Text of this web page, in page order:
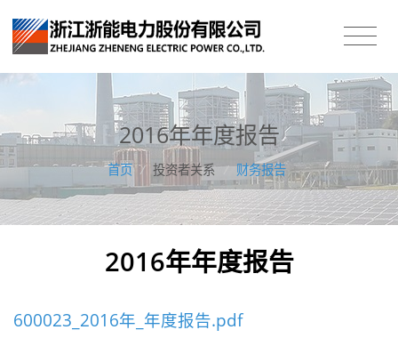
2016年年度报告
首页 / 投资者关系 / 财务报告
2016年年度报告
600023_2016年_年度报告.pdf